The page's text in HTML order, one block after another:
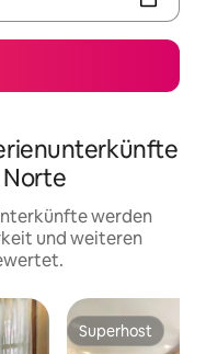
Norte
werden
und weiteren
Superhost
Superhost